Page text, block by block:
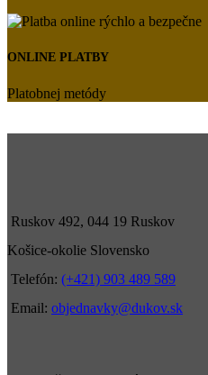
ONLINE PLATBY
Platobnej metódy
Ruskov 492, 044 19 Ruskov
Košice-okolie Slovensko
Telefón: (+421) 903 489 589
Email: objednavky@dukov.sk